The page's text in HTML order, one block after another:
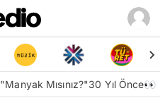
"Manyak Mısınız?"30 Yıl Önce👀